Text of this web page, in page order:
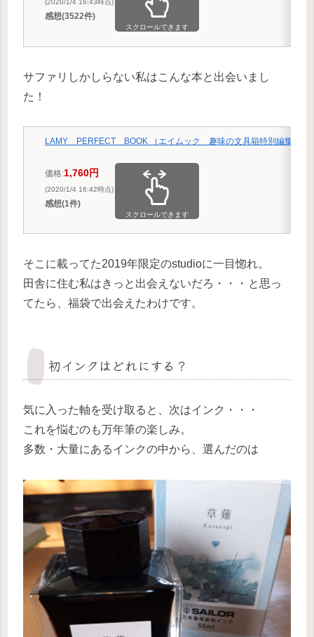
(2020/1/4 16:43時点)
感想(3522件)
スクロールできます
サファリしかしらない私はこんな本と出会いまし
た！
LAMY PERFECT BOOK （エイムック 趣味の文具箱特別編集）
価格:1,760円
(2020/1/4 16:42時点)
感想(1件)
スクロールできます
そこに載ってた2019年限定のstudioに一目惚れ。
田舎に住む私はきっと出会えないだろ・・・ と思っ
てたら、福袋で出会えたわけです。
初インクはどれにする？
気に入った軸を受け取ると、次はインク・・・
これを悩むのも万年筆の楽しみ。
多数・大量にあるインクの中から、選んだのは